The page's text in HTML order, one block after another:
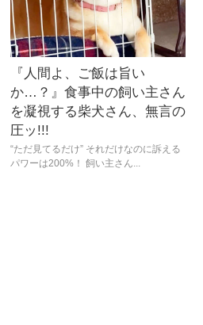
『人間よ、ご飯は旨い
か…？』食事中の飼い主さん
を凝視する柴犬さん、無言の
圧ッ!!!
“ただ見てるだけ” それだけなのに訴える
パワーは200%！ 飼い主さん...